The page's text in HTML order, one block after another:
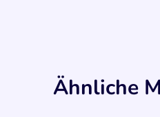
Ähnliche